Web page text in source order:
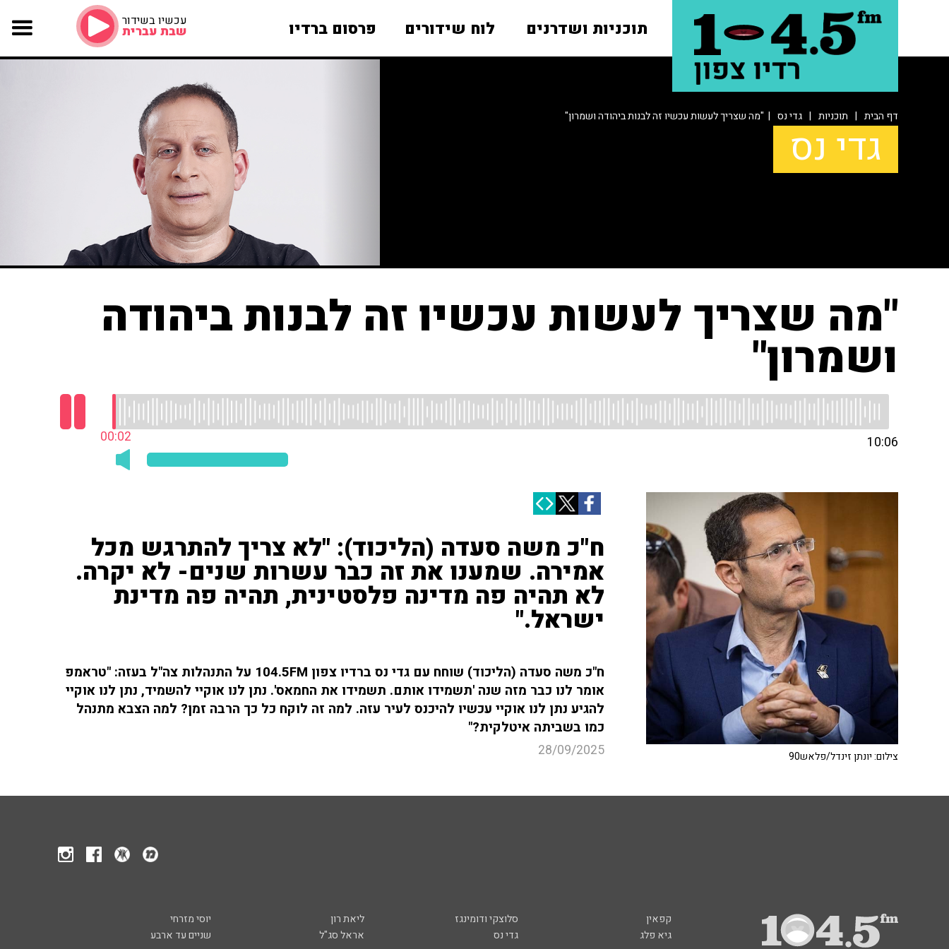
תוכניות ושדרנים לוח שידורים פרסום ברדיו עכשיו בשידור
שבת עברית
דף הבית | תוכניות | גדי נס | "מה שצריך לעשות עכשיו זה לבנות ביהודה ושמרון"
גדי נס
"מה שצריך לעשות עכשיו זה לבנות ביהודה
ושמרון"
00:03 10:06
ח"כ משה סעדה (הליכוד): "לא צריך להתרגש מכל
אמירה. שמענו את זה כבר עשרות שנים- לא יקרה.
לא תהיה פה מדינה פלסטינית, תהיה פה מדינת
ישראל."
ח"כ משה סעדה (הליכוד) שוחח עם גדי נס ברדיו צפון 104.5FM על התנהלות צה"ל בעזה: "
טראמפ
אומר לנו כבר מזה שנה 'תשמידו אותם. תשמידו את החמאס'. נתן לנו אוקיי להשמיד, נתן לנו אוקיי
להגיע נתן לנו אוקיי עכשיו להיכנס לעיר עזה. למה זה לוקח כל כך הרבה זמן? למה הצבא מתנהל
כמו בשביתה איטלקית?"
28/09/2025 צילום: יונתן זינדל/פלאש90
קפאין סלוצקי ודומינגז ליאת רון
יוסי מזרחי
גיא פלג
גדי נס אראל סג"ל
שניים עד ארבע